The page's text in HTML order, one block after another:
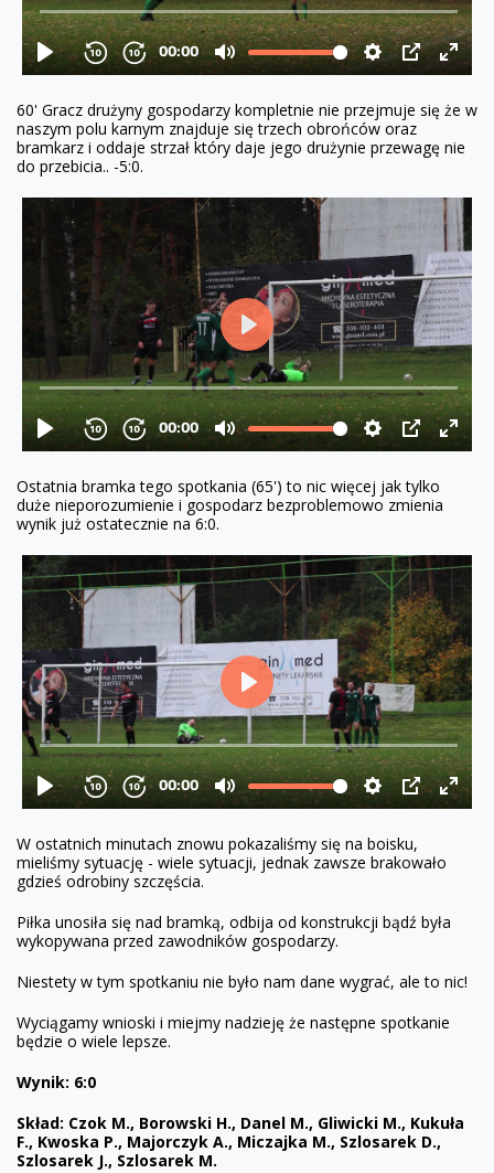
60' Gracz drużyny gospodarzy kompletnie nie przejmuje się że w
naszym polu karnym znajduje się trzech obrońców oraz
bramkarz i oddaje strzał który daje jego drużynie przewagę nie
do przebicia.. -5:0.
Ostatnia bramka tego spotkania (65') to nic więcej jak tylko
duże nieporozumienie i gospodarz bezproblemowo zmienia
wynik już ostatecznie na 6:0.
W ostatnich minutach znowu pokazaliśmy się na boisku,
mieliśmy sytuację - wiele sytuacji, jednak zawsze brakowało
gdzieś odrobiny szczęścia.
Piłka unosiła się nad bramką, odbija od konstrukcji bądź była
wykopywana przed zawodników gospodarzy.
Niestety w tym spotkaniu nie było nam dane wygrać, ale to nic!
Wyciągamy wnioski i miejmy nadzieję że następne spotkanie
będzie o wiele lepsze.
Wynik: 6:0
Skład: Czok M., Borowski H., Danel M., Gliwicki M., Kukuła
F., Kwoska P., Majorczyk A., Miczajka M., Szlosarek D.,
Szlosarek J., Szlosarek M.